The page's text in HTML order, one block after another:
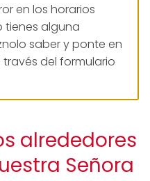
en los horarios
tienes alguna
saber y ponte en
del formulario
alrededores
Señora